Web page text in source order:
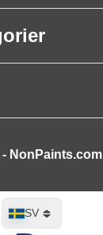
- NonPaints.com
Språk
SV